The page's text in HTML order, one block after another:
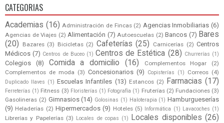
CATEGORIAS
Academias (16) Administración de Fincas (2) Agencias Inmobiliarias (6)
Agencias de Viajes (2) Alimentación (7) Autoescuelas (2) Bancos (7) Bares
(20)
Bazares (3) Bicicletas (2) Cafeterías (25) Carnicerías (2) Centros
Médicos (7) Centros de Buceo (1) Centros de Estética (28) Churrerías (1)
Colegios (8) Comida a domicilio (16) Complementos Hogar
(2)
Complementos de moda (3) Concesionarios (9) Copisterías (1) Correos (4)
Duplicado llaves (1) Escuelas Infantiles (13) Estancos (2) Farmacias (17)
Ferreterías (1) Fitness (3) Floristerías (1) Fotografía (1) Fruterías (2) Fundaciones (3)
Gasolineras (2) Gimnasios (14) Golosinas (1) Haloterapia (1) Hamburgueserías
(9) Heladerías (2) Hipermercados (9) Hoteles (5) Informática (1) Lavacoches (1)
Librerías y Papelerías (3) Locales de copas (1) Locales disponibles (26)